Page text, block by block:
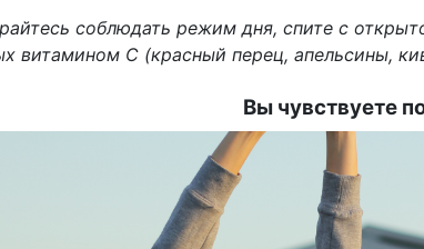
соблюдать режим дня, спите с
витамином С (красный перец, апельсины,
Вы чувствуете